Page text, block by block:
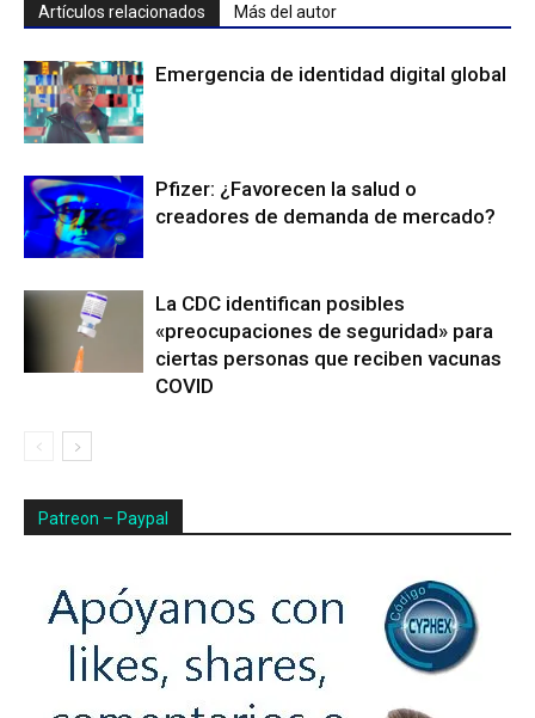
Artículos relacionados Más del autor
Emergencia de identidad digital global
Pfizer: ¿Favorecen la salud o
creadores de demanda de mercado?
La CDC identifican posibles
«preocupaciones de seguridad» para
ciertas personas que reciben vacunas
COVID
Patreon – Paypal